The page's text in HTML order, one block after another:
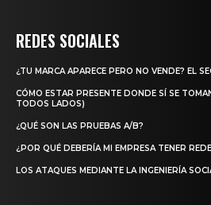
REDES SOCIALES
¿TU MARCA APARECE PERO NO VENDE? EL
CÓMO ESTAR PRESENTE DONDE SÍ SE
TODOS LADOS)
¿QUÉ SON LAS PRUEBAS A/B?
¿POR QUÉ DEBERÍA MI EMPRESA TENER
LOS ATAQUES MEDIANTE LA INGENIERÍA